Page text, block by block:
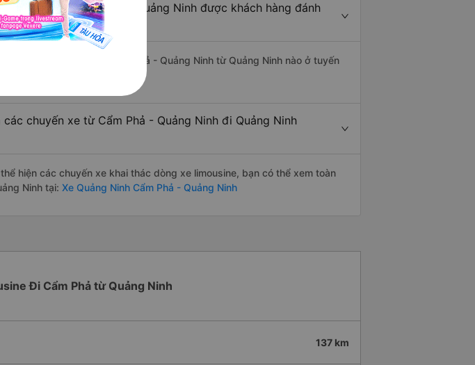
Ninh đi Cẩm Phả - Quảng Ninh được khách hàng đánh
đánh giá có nhà xe đi Cẩm Phả - Quảng Ninh từ Quảng Ninh nào ở tuyến
chuyến xe từ Cẩm Phả - Quảng Ninh đi Quảng Ninh
hiện các chuyến xe khai thác dòng xe limousine, bạn có thể xem toàn
Ninh tại: Xe Quảng Ninh Cẩm Phả - Quảng Ninh
Đi Cẩm Phả từ Quảng Ninh
137 km